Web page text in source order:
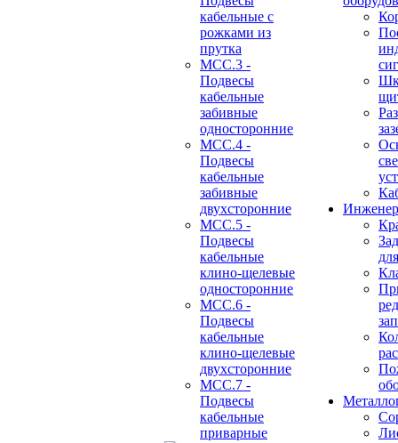
кабельные с
рожками из
прутка
МСС.3 -
Подвесы
кабельные
забивные
односторонние
МСС.4 -
Подвесы
кабельные
забивные
двухсторонние
МСС.5 -
Подвесы
кабельные
клино-щелевые
односторонние
МСС.6 -
Подвесы
кабельные
клино-щелевые
двухсторонние
МСС.7 -
Подвесы
кабельные
приварные